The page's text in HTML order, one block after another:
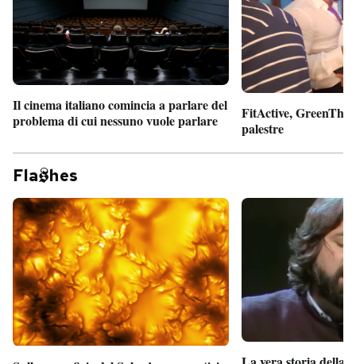
Il cinema italiano comincia a parlare del
problema di cui nessuno vuole parlare
FitActive,
palestre
Fla hes